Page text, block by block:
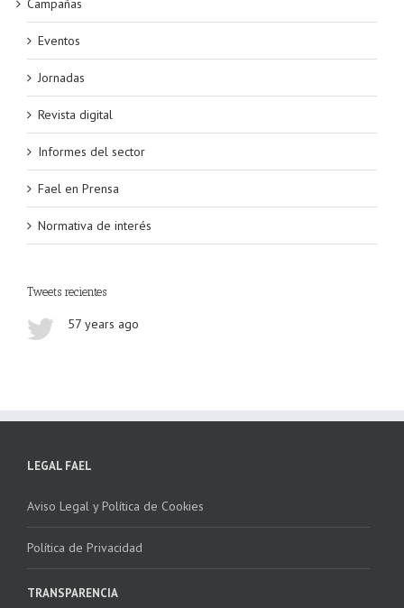
Campañas
Eventos
Jornadas
Revista digital
Informes del sector
Fael en Prensa
Normativa de interés
Tweets recientes
57 years ago
LEGAL FAEL
Aviso Legal y Política de Cookies
Política de Privacidad
TRANSPARENCIA